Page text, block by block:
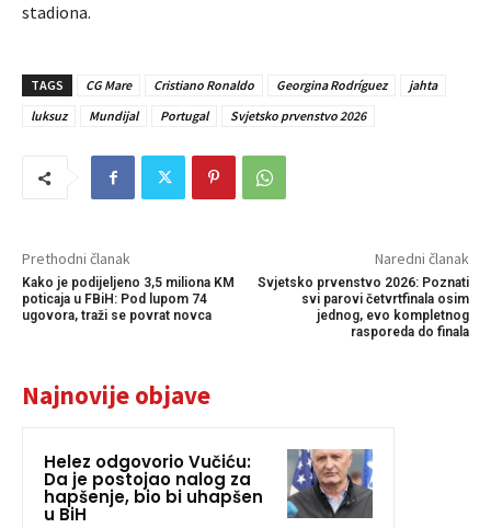
stadiona.
TAGS CG Mare Cristiano Ronaldo Georgina Rodríguez
jahta
luksuz
Mundijal Portugal Svjetsko prvenstvo 2026
Prethodni članak
Kako je podijeljeno 3,5 miliona KM
poticaja u FBiH: Pod lupom 74
ugovora, traži se povrat novca
Naredni članak
Svjetsko prvenstvo 2026: Poznati
svi parovi četvrtfinala osim
jednog, evo kompletnog
rasporeda do finala
Najnovije objave
Helez odgovorio Vučiću:
Da je postojao nalog za
hapšenje, bio bi uhapšen
u BiH